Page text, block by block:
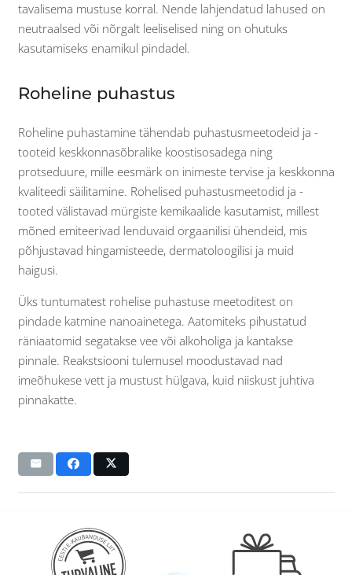
tavalisema mustuse korral. Nende lahjendatud lahused on
neutraalsed või nõrgalt leeliselised ning on ohutuks
kasutamiseks enamikul pindadel.
Roheline puhastus
Roheline puhastamine tähendab puhastusmeetodeid ja -
tooteid keskkonnasõbralike koostisosadega ning
protseduure, mille eesmärk on inimeste tervise ja keskkonna
kvaliteedi säilitamine. Rohelised puhastusmeetodid ja -
tooted välistavad mürgiste kemikaalide kasutamist, millest
mõned emiteerivad lenduvaid orgaanilisi ühendeid, mis
põhjustavad hingamisteede, dermatoloogilisi ja muid
haigusi.
Üks tuntumatest rohelise puhastuse meetoditest on
pindade katmine nanoainetega. Aatomiteks pihustatud
räniaatomid segatakse vee või alkoholiga ja kantakse
pinnale. Reakstsiooni tulemusel moodustavad nad
imeõhukese vett ja mustust hülgava, kuid niiskust juhtiva
pinnakatte.